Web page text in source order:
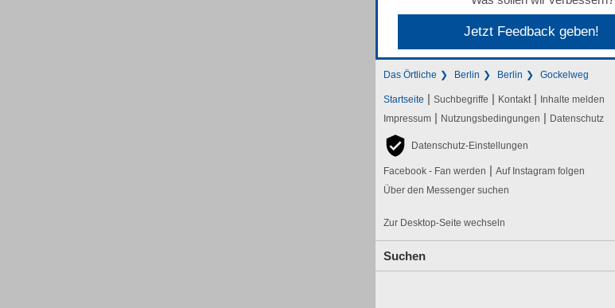
Jetzt Feedback geben!
Das Örtliche Berlin Berlin Gockelweg
Startseite | Suchbegriffe | Kontakt | Inhalte melden
Impressum | Nutzungsbedingungen | Datenschutz
Datenschutz-Einstellungen
Facebook - Fan werden | Auf Instagram folgen
Über den Messenger suchen
Zur Desktop-Seite wechseln
Suchen